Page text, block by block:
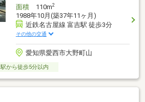
面積110m2
1988年10月(築37年11ヶ月)
近鉄名古屋線 富吉駅 徒歩3分
その他の交通
愛知県愛西市大野町山
駅から徒歩5分以内